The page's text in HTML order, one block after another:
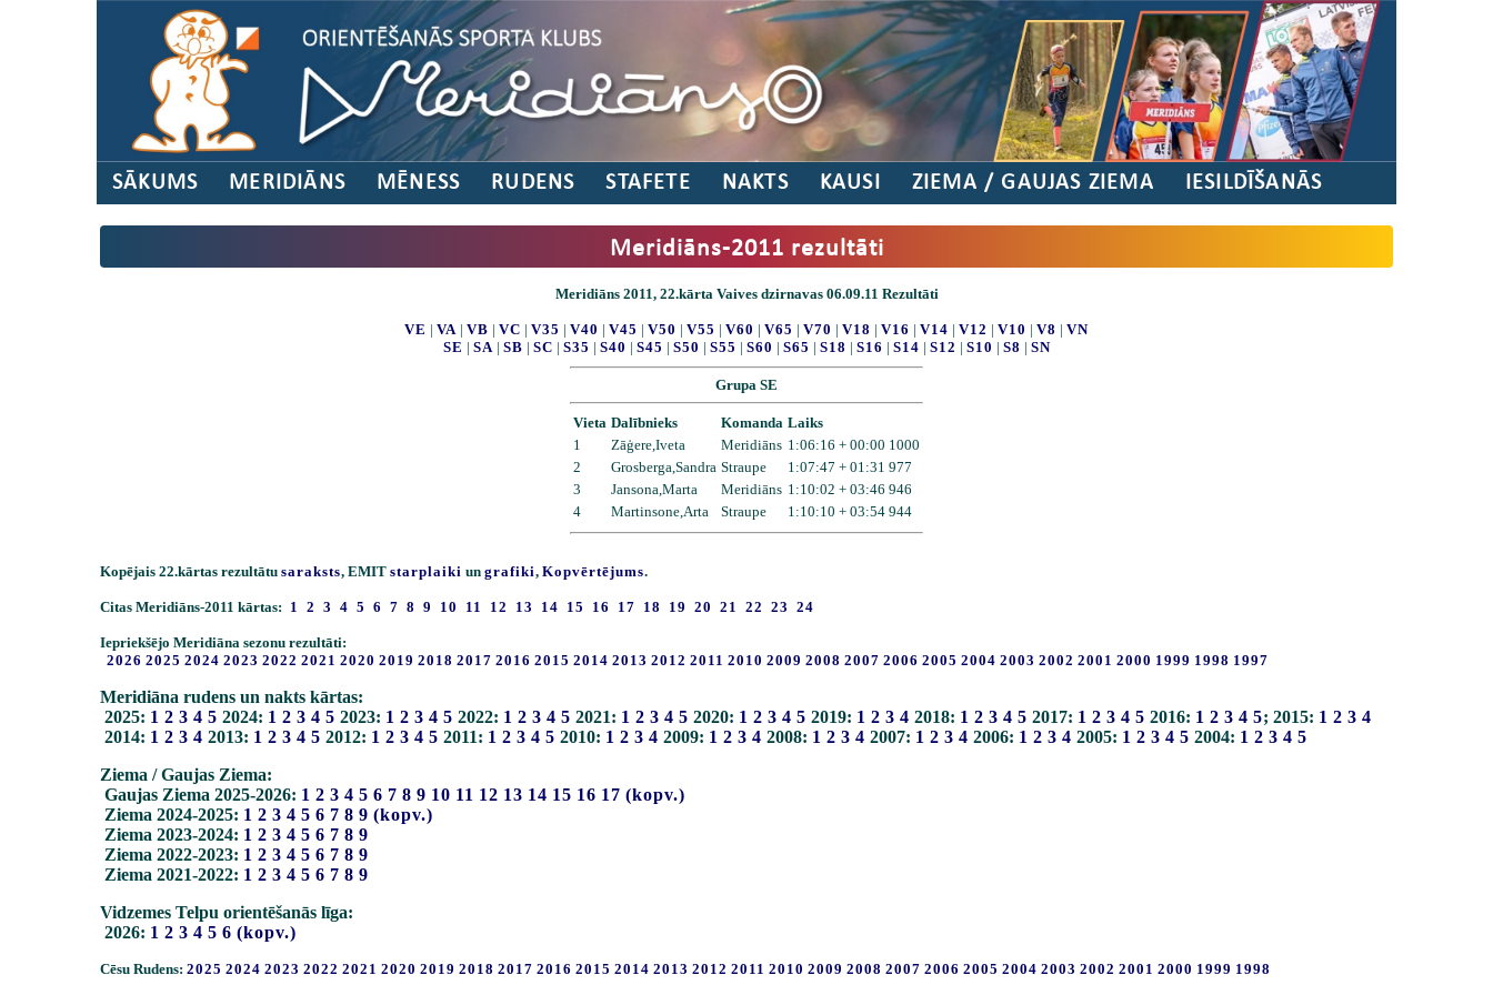
SĀKUMS MERIDIĀNS MĒNESS RUDENS STAFETE NAKTS KAUSI ZIEMA / GAUJAS ZIEMA IESILDĪŠANĀS
Meridiāns-2011 rezultāti
Meridiāns 2011, 22.kārta Vaives dzirnavas 06.09.11 Rezultāti
VE | VA | VB | VC | V35 | V40 | V45 | V50 | V55 | V60 | V65 | V70 | V18 | V16 | V14 | V12 | V10 | V8 | VN
SE | SA | SB | SC | S35 | S40 | S45 | S50 | S55 | S60 | S65 | S18 | S16 | S14 | S12 | S10 | S8 | SN
Grupa SE
Vieta Dalībnieks Komanda Laiks
1
Zāģere,Iveta Meridiāns 1:06:16 + 00:00 1000
2
Grosberga,Sandra Straupe
1:07:47 + 01:31 977
3
Jansona,Marta Meridiāns 1:10:02 + 03:46 946
4
Martinsone,Arta Straupe 1:10:10 + 03:54 944
Kopējais 22.kārtas rezultātu saraksts, EMIT starplaiki un grafiki, Kopvērtējums.
Citas Meridiāns-2011 kārtas: 1 2 3 4 5 6 7 8 9 10 11 12 13 14 15 16 17 18 19 20 21 22 23 24
Iepriekšējo Meridiāna sezonu rezultāti:
2026 2025 2024 2023 2022 2021 2020 2019 2018 2017 2016 2015 2014 2013 2012 2011 2010 2009 2008 2007 2006 2005 2004 2003 2002 2001 2000 1999 1998 1997
Meridiāna rudens un nakts kārtas:
2025: 1 2 3 4 5 2024: 1 2 3 4 5 2023: 1 2 3 4 5 2022: 1 2 3 4 5 2021: 1 2 3 4 5 2020: 1 2 3 4 5 2019: 1 2 3 4 2018: 1 2 3 4 5 2017: 1 2 3 4 5 2016: 1 2 3 4 5; 2015: 1 2 3 4
2014: 1 2 3 4 2013: 1 2 3 4 5 2012: 1 2 3 4 5 2011: 1 2 3 4 5 2010: 1 2 3 4 2009: 1 2 3 4 2008: 1 2 3 4 2007: 1 2 3 4 2006: 1 2 3 4 2005: 1 2 3 4 5 2004: 1 2 3 4 5
Ziema / Gaujas Ziema:
Gaujas Ziema 2025-2026: 1 2 3 4 5 6 7 8 9 10 11 12 13 14 15 16 17 (kopv.)
Ziema 2024-2025: 1 2 3 4 5 6 7 8 9 (kopv.)
Ziema 2023-2024: 1 2 3 4 5 6 7 8 9
Ziema 2022-2023: 1 2 3 4 5 6 7 8 9
Ziema 2021-2022: 1 2 3 4 5 6 7 8 9
Vidzemes Telpu orientēšanās līga:
2026: 1 2 3 4 5 6 (kopv.)
Cēsu Rudens: 2025 2024 2023 2022 2021 2020 2019 2018 2017 2016 2015 2014 2013 2012 2011 2010 2009 2008 2007 2006 2005 2004 2003 2002 2001 2000 1999 1998